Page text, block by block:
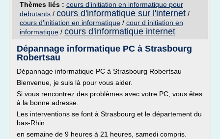
Thèmes liés : cours d'initiation en informatique pour
debutants / cours d'informatique sur l'internet /
cours d'initiation en informatique / cour d initiation en
informatique / cours d'informatique internet
Dépannage informatique PC à Strasbourg
Robertsau
Dépannage informatique PC à Strasbourg Robertsau
Bienvenue, je suis là pour vous aider.
Si vous rencontrez des problèmes avec votre PC, vous êtes
à la bonne adresse.
Les interventions se font à Strasbourg et le département du
bas-Rhin
en semaine de 9 heures à 21 heures, samedi compris.